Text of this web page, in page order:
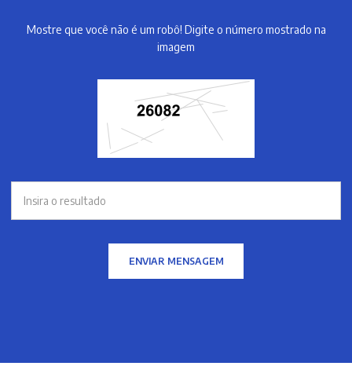
Mostre que você não é um robô! Digite o número mostrado na
imagem
ENVIAR MENSAGEM